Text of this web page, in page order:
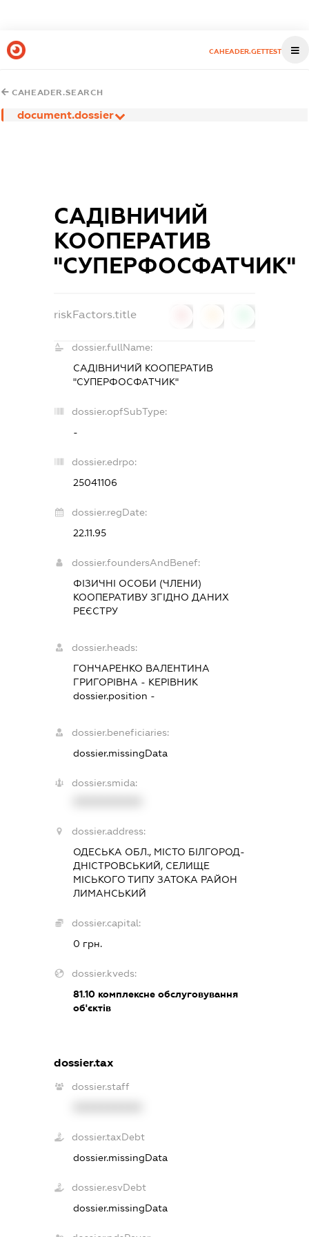
CAHEADER.GETTEST
CAHEADER.SEARCH
document.dossier
САДІВНИЧИЙ
КООПЕРАТИВ
"СУПЕРФОСФАТЧИК"
riskFactors.title
dossier.fullName:
САДІВНИЧИЙ КООПЕРАТИВ
"СУПЕРФОСФАТЧИК"
dossier.opfSubType:
-
dossier.edrpo:
25041106
dossier.regDate:
22.11.95
dossier.foundersAndBenef:
ФІЗИЧНІ ОСОБИ (ЧЛЕНИ)
КООПЕРАТИВУ ЗГІДНО ДАНИХ
РЕЄСТРУ
dossier.heads:
ГОНЧАРЕНКО ВАЛЕНТИНА
ГРИГОРІВНА - КЕРІВНИК
dossier.position -
dossier.beneficiaries:
dossier.missingData
dossier.smida:
dossier.address:
ОДЕСЬКА ОБЛ., МІСТО БІЛГОРОД-
ДНІСТРОВСЬКИЙ, СЕЛИЩЕ
МІСЬКОГО ТИПУ ЗАТОКА РАЙОН
ЛИМАНСЬКИЙ
dossier.capital:
0 грн.
dossier.kveds:
81.10комплексне обслуговування
об'єктів
dossier.tax
dossier.staff
dossier.taxDebt
dossier.missingData
dossier.esvDebt
dossier.missingData